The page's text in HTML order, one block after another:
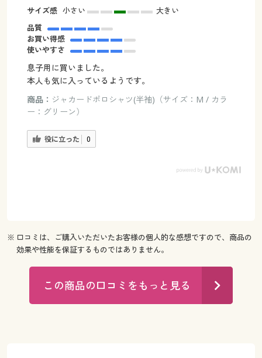
サイズ感 小さい
大きい
品質
お買い得感
使いやすさ
息子用に買いました。
本人も気に入っているようです。
商品： ジャカードポロシャツ(半袖)（サイズ：M / カラ
ー：グリーン）
役に立った 0
※ 口コミは、ご購入いただいたお客様の個人的な感想ですので、商品の
効果や性能を保証するものではありません。
この商品の口コミをもっと見る